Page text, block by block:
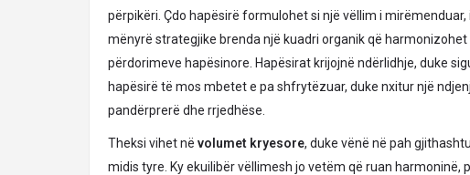
përpikëri. Çdo hapësirë formulohet si një vëllim i mirëmenduar,
mënyrë strategjike brenda një kuadri organik që
përdorimeve hapësinore. Hapësirat krijojnë ndërlidhje, duke
hapësirë të mos mbetet e pa shfrytëzuar, duke nxitur një
pandërprerë dhe rrjedhëse.
Theksi vihet në volumet kryesore, duke vënë në pah
midis tyre. Ky ekuilibër vëllimesh jo vetëm që ruan harmoninë,